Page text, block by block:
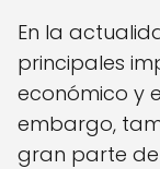
En la
principales
económico y
embargo,
gran parte